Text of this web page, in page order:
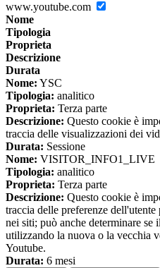
www.youtube.com
Nome
Tipologia
Proprieta
Descrizione
Durata
Nome: YSC
Tipologia: analitico
Proprieta: Terza parte
Descrizione: Questo cookie è
traccia delle visualizzazioni dei
Durata: Sessione
Nome: VISITOR_INFO1_LIVE
Tipologia: analitico
Proprieta: Terza parte
Descrizione: Questo cookie è
traccia delle preferenze
nei siti; può anche determinare se
utilizzando la nuova o la vecchia
Youtube.
Durata: 6 mesi